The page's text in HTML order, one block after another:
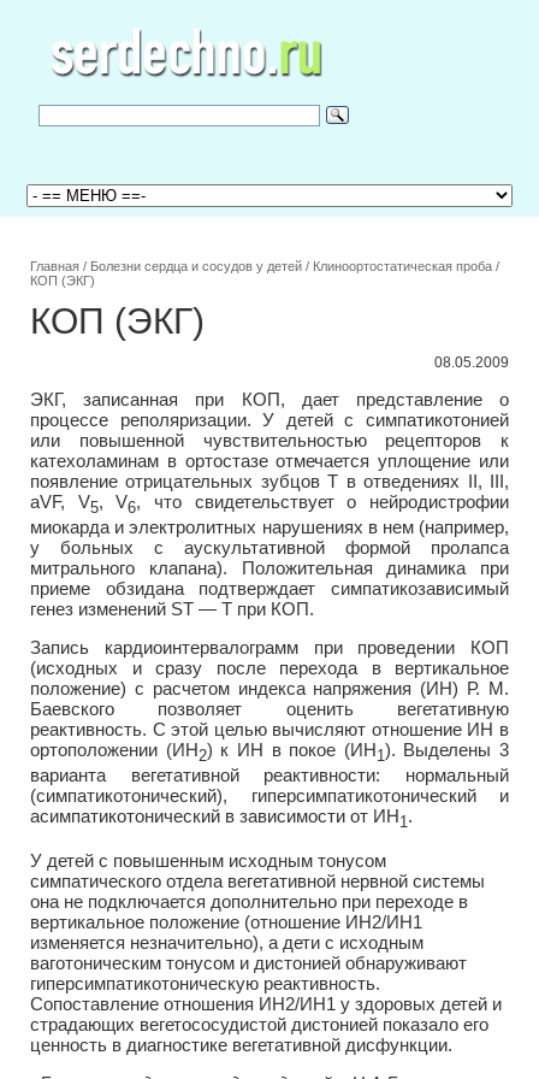
Главная / Болезни сердца и сосудов у детей / Клиноортостатическая проба /
КОП (ЭКГ)
КОП (ЭКГ)
08.05.2009
ЭКГ, записанная при КОП, дает представление о
процессе реполяризации. У детей с симпатикотонией
или повышенной чувствительностью рецепторов к
катехоламинам в ортостазе отмечается уплощение или
появление отрицательных зубцов Т в отведениях II, III,
aVF, V5, V6, что свидетельствует о нейродистрофии
миокарда и электролитных нарушениях в нем (например,
у больных с аускультативной формой пролапса
митрального клапана). Положительная динамика при
приеме обзидана подтверждает симпатикозависимый
генез изменений ST — Т при КОП.
Запись кардиоинтервалограмм при проведении КОП
(исходных и сразу после перехода в вертикальное
положение) с расчетом индекса напряжения (ИН) Р. М.
Баевского позволяет оценить вегетативную
реактивность. С этой целью вычисляют отношение ИН в
ортоположении (ИН2) к ИН в покое (ИН1). Выделены 3
варианта вегетативной реактивности: нормальный
(симпатикотонический), гиперсимпатикотонический и
асимпатикотонический в зависимости от ИH1.
У детей с повышенным исходным тонусом
симпатического отдела вегетативной нервной системы
она не подключается дополнительно при переходе в
вертикальное положение (отношение ИН2/ИН1
изменяется незначительно), а дети с исходным
ваготоническим тонусом и дистонией обнаруживают
гиперсимпатикотоническую реактивность.
Сопоставление отношения ИН2/ИН1 у здоровых детей и
страдающих вегетососудистой дистонией показало его
ценность в диагностике вегетативной дисфункции.